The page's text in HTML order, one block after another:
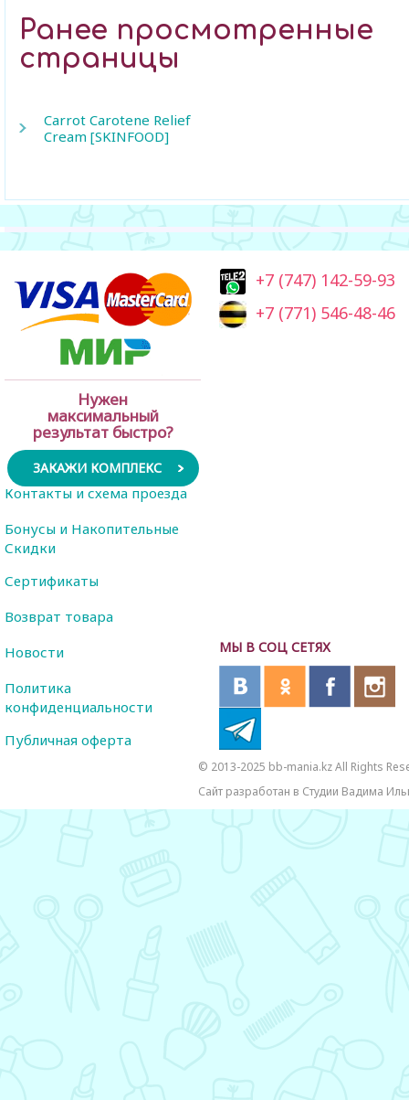
Ранее просмотренные
страницы
Carrot Carotene Relief
Cream [SKINFOOD]
Нужен
максимальный
результат быстро?
ЗАКАЖИ КОМПЛЕКС
+7 (747) 142-59-93
+7 (771) 546-48-46
МЫ В СОЦ СЕТЯХ
Контакты и схема проезда
Бонусы и Накопительные
Скидки
Сертификаты
Возврат товара
Новости
Политика
конфиденциальности
Публичная оферта
© 2013-2025 bb-mania.kz All Rights
Сайт разработан в Студии Вадима